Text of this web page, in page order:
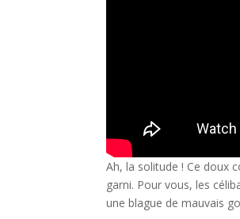
Ah, la solitude ! Ce doux
garni. Pour vous, les
une blague de mauvais